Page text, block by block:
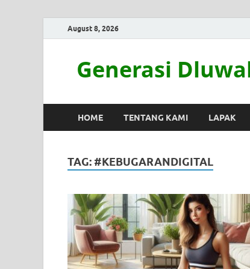
August 8, 2026
Generasi
HOME TENTANG KAMI LAPAK
TAG: #KEBUGARANDIGITAL